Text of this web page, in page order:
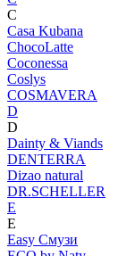
C
Casa Kubana
ChocoLatte
Coconessa
Coslys
COSMAVERA
D
D
Dainty & Viands
DENTERRA
Dizao natural
DR.SCHELLER
E
E
Easy Смузи